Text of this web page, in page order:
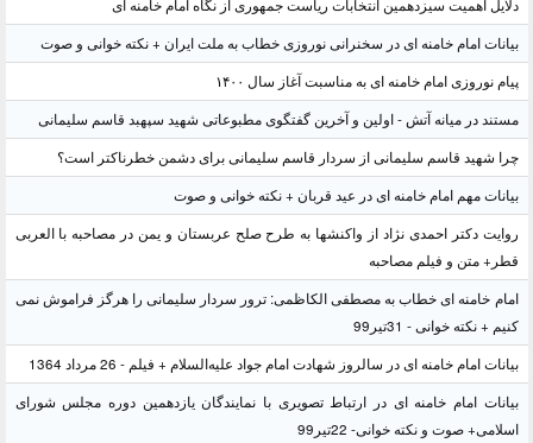
دلایل اهمیت سیزدهمین انتخابات ریاست جمهوری از نگاه امام خامنه ای
بیانات امام خامنه ای در سخنرانی نوروزی خطاب به ملت ایران + نکته خوانی و صوت
پیام نوروزی امام خامنه ای به مناسبت آغاز سال ۱۴۰۰
مستند در میانه آتش - اولین و آخرین گفتگوی مطبوعاتی شهید سپهبد قاسم سلیمانی
چرا شهید قاسم سلیمانی از سردار قاسم سلیمانی برای دشمن خطرناکتر است؟
بیانات مهم امام خامنه ای در عید قربان + نکته خوانی و صوت
روایت دکتر احمدی نژاد از واکنشها به طرح صلح عربستان و یمن در مصاحبه با العربی
قطر+ متن و فیلم مصاحبه
امام خامنه ای خطاب به مصطفی الکاظمی: ترور سردار سلیمانی را هرگز فراموش نمی
کنیم + نکته خوانی - 31تیر99
بیانات امام خامنه ای در سالروز شهادت امام جواد علیه‌السلام + فیلم - 26 مرداد 1364
بیانات امام خامنه ای در ارتباط تصویری با نمایندگان یازدهمین دوره مجلس شورای
اسلامی+ صوت و نکته خوانی- 22تیر99